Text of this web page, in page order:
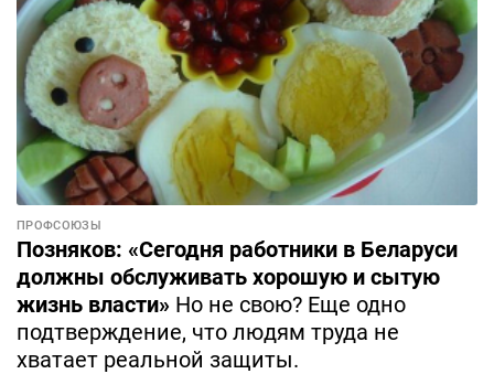
ПРОФСОЮЗЫ
Позняков: «Сегодня работники в Беларуси
должны обслуживать хорошую и сытую
жизнь власти» Но не свою? Еще одно
подтверждение, что людям труда не
хватает реальной защиты.